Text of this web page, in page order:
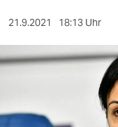
kultur
sport
nord
21.9.2021 18:13 Uhr